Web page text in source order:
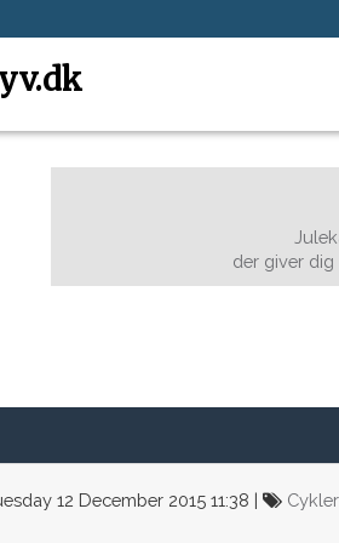
der giver dig
12 December 2015 11:38 | Cykler